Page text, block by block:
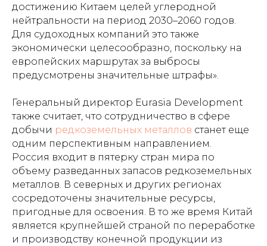
достижению Китаем целей углеродной
нейтральности на период 2030–2060 годов.
Для судоходных компаний это также
экономически целесообразно, поскольку на
европейских маршрутах за выбросы
предусмотрены значительные штрафы».
Генеральный директор Eurasia Development
также считает, что сотрудничество в сфере
добычи редкоземельных металлов станет еще
одним перспективным направлением.
Россия входит в пятерку стран мира по
объему разведанных запасов редкоземельных
металлов. В северных и других регионах
сосредоточены значительные ресурсы,
пригодные для освоения. В то же время Китай
является крупнейшей страной по переработке
и производству конечной продукции из